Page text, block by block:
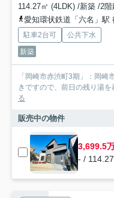
114.27㎡ (4LDK) /新築 /2階
愛知環状鉄道「六名」駅
駐車2台可
公共下水
新築
「岡崎市赤渋町3期」：岡
きですので、前日の残り湯を
る
販売中の物件
3,699.5
- /